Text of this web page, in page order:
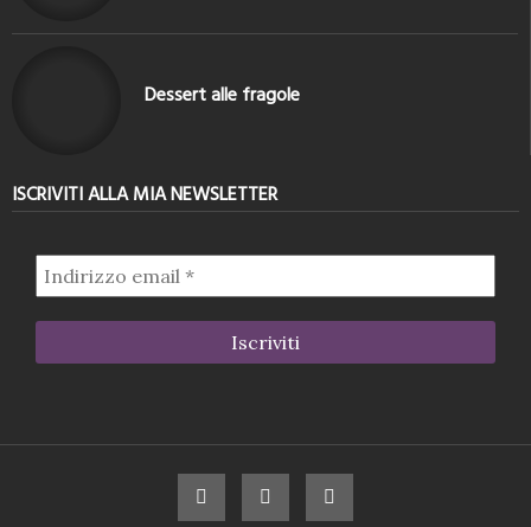
Dessert alle fragole
ISCRIVITI ALLA MIA NEWSLETTER